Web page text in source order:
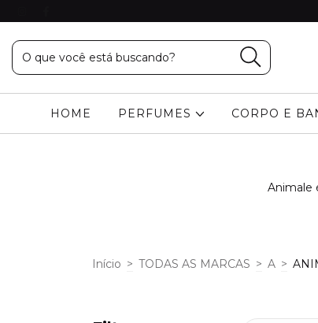
HOME PERFUMES CORPO E
Animale
Início > TODAS AS MARCAS > A >